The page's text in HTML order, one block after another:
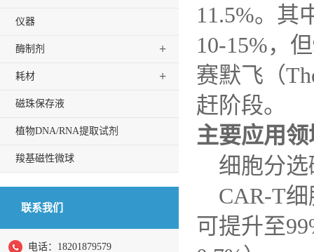
仪器
酶制剂 +
耗材 +
磁珠保存液
植物DNA/RNA提取试剂
羧基磁性微球
联系我们
电话：18201879579
11.5%。其
10-15%，但
赛默飞（
赶阶段。
主要应用领
细胞分
CAR-T细
可提升至